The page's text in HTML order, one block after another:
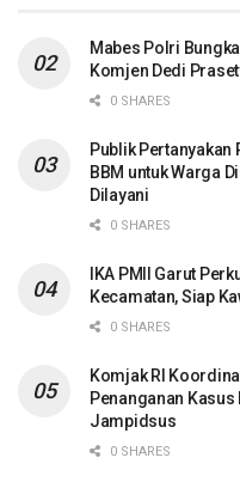
Mabes Polri
Komjen Dedi
0 SHARES
Publik Pertanyakan
BBM untuk Warga
Dilayani
0 SHARES
IKA PMII Garut
Kecamatan, Siap
0 SHARES
Komjak RI
Penanganan Kasus
Jampidsus
0 SHARES